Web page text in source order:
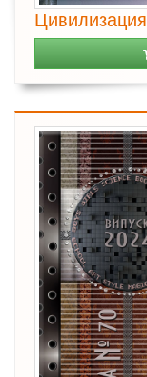
Цивилизация